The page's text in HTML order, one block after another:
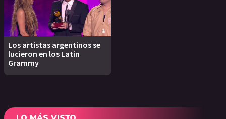
Los artistas argentinos se
lucieron en los Latin
Grammy